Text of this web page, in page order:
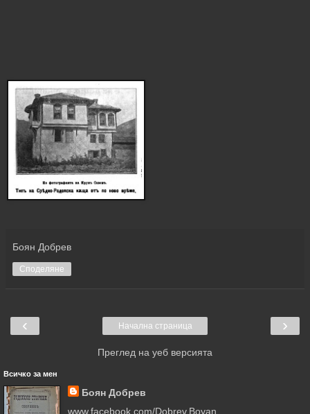
Боян Добрев
Споделяне
‹ ›
Начална страница
Преглед на уеб версията
Всичко за мен
Боян Добрев
www.facebook.com/Dobrev.Boyan